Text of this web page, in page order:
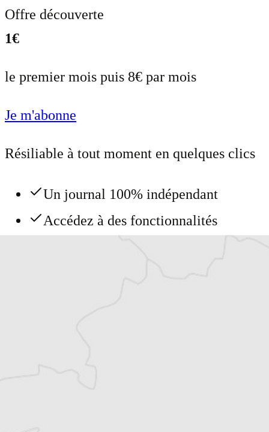
Offre découverte
1€
le premier mois puis 8€ par mois
Je m'abonne
Résiliable à tout moment en quelques clics
Un journal 100% indépendant
Accédez à des fonctionnalités